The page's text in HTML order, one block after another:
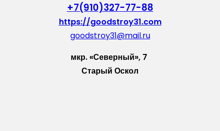
+7(910)327-77-88
https://goodstroy31.com
goodstroy31@mail.ru
мкр. «Северный», 7
Старый Оскол